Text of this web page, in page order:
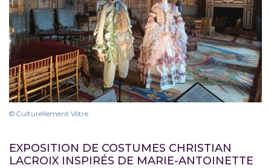
© Culturellement Vôtre
EXPOSITION DE COSTUMES CHRISTIAN
LACROIX INSPIRÉS DE MARIE-ANTOINETTE